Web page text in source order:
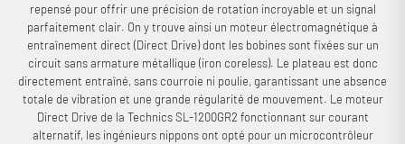
repensé pour offrir une précision de rotation incroyable et un signal
parfaitement clair. On y trouve ainsi un moteur électromagnétique à
entraînement direct (Direct Drive) dont les bobines sont fixées sur un
circuit sans armature métallique (iron coreless). Le plateau est donc
directement entraîné, sans courroie ni poulie, garantissant une absence
totale de vibration et une grande régularité de mouvement. Le moteur
Direct Drive de la Technics SL-1200GR2 fonctionnant sur courant
alternatif, les ingénieurs nippons ont opté pour un microcontrôleur